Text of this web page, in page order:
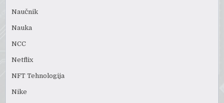
Naučnik
Nauka
NCC
Netflix
NFT Tehnologija
Nike